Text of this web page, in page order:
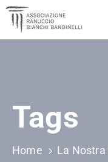
DOCUMENTI
Tags
Home La